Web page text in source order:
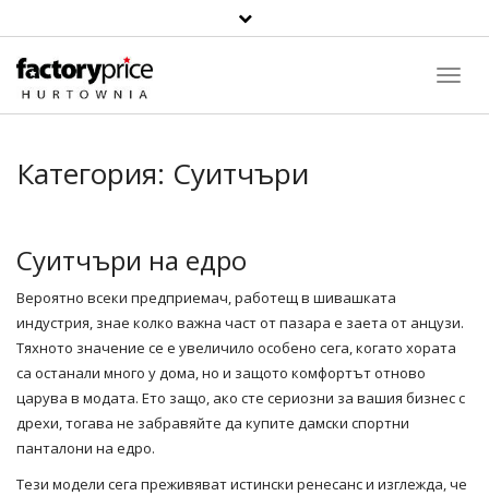
Категория: Суитчъри
Суитчъри на едро
Вероятно всеки предприемач, работещ в шивашката
индустрия, знае колко важна част от пазара е заета от анцузи.
Тяхното значение се е увеличило особено сега, когато хората
са останали много у дома, но и защото комфортът отново
царува в модата. Ето защо, ако сте сериозни за вашия бизнес с
дрехи, тогава не забравяйте да купите дамски спортни
панталони на едро.
Тези модели сега преживяват истински ренесанс и изглежда, че